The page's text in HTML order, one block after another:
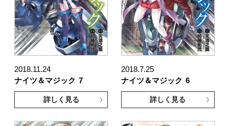
2018.11.24
ナイツ＆マジック 7
詳しく見る
2018.7.25
ナイツ＆マジック 6
詳しく見る